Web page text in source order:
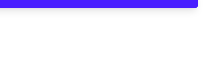
🎃 halloween